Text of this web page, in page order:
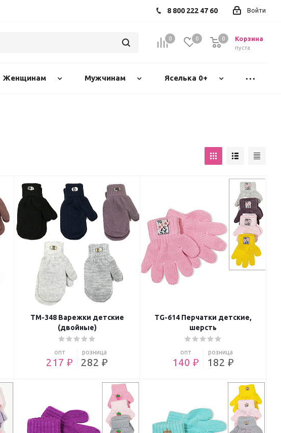
Войти
8 800 222 47 60
0 0 Корзина
пуста
0
Женщинам Мужчинам Яселька 0+
ТМ-348 Варежки детские
(двойные)
опт
217 ₽
розница
282 ₽
TG-614 Перчатки детские,
шерсть
опт
140 ₽
розница
182 ₽